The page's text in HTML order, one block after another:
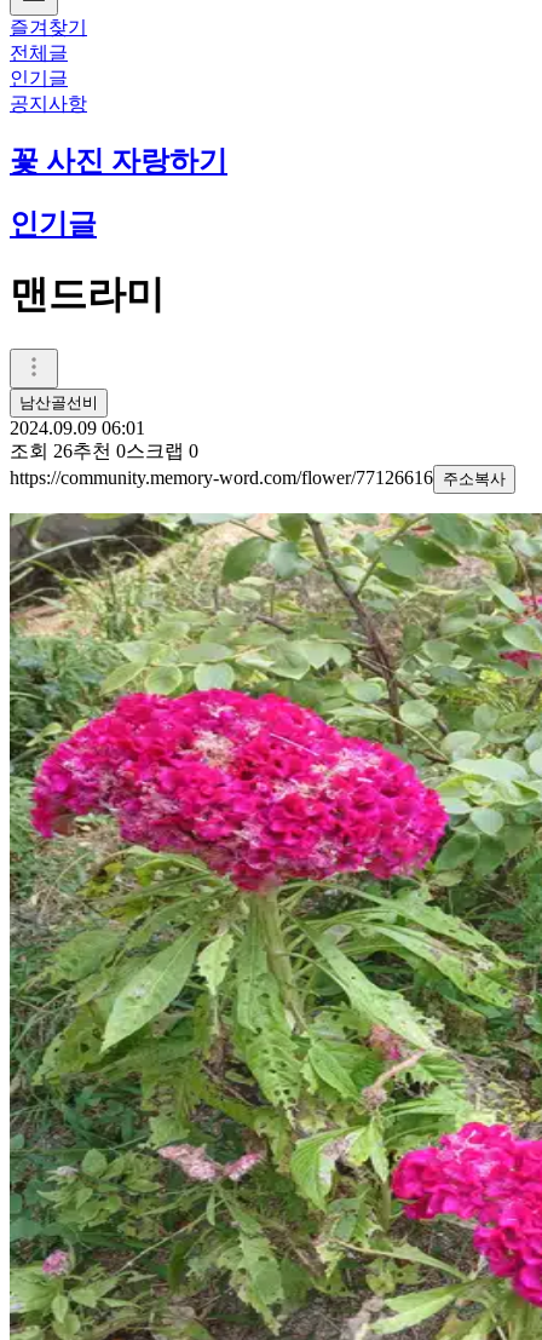
즐겨찾기
전체글
인기글
공지사항
꽃 사진 자랑하기
인기글
맨드라미
남산골선비
2024.09.09 06:01
조회 26추천 0스크랩 0
https://community.memory-word.com/flower/77126616 주소복사